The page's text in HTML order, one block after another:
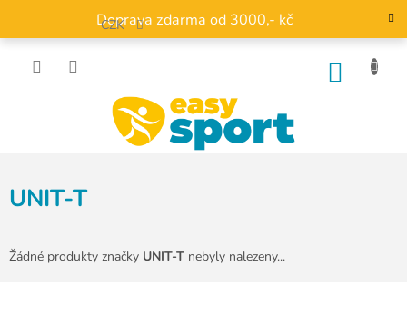
obsah
Doprava zdarma od 3000,- kč
CZK
UNIT-T
Žádné produkty značky UNIT-T nebyly nalezeny...